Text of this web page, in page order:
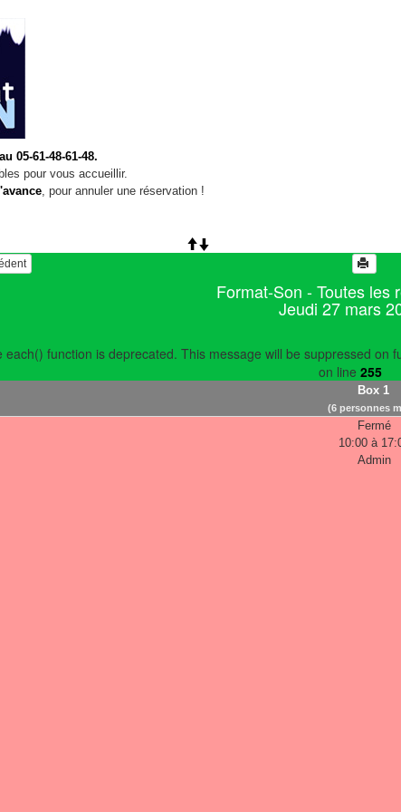
05-61-48-61-48.
pour vous accueillir.
, pour annuler une réservation !
Format-Son - Toutes les
Jeudi 27 mars
each() function is deprecated. This message will be suppressed on
on line 255
Box 1
(6 personnes
Fermé
10:00 à
Admin